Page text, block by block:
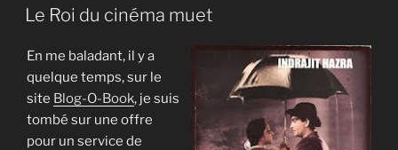
LE
Le Roi du cinéma muet
En me baladant, il y a
quelque temps, sur le
site Blog-O-Book, je suis
tombé sur une offre
pour un service de